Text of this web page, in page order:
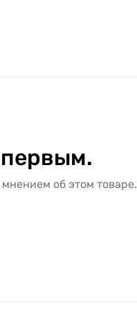
об этом товаре.